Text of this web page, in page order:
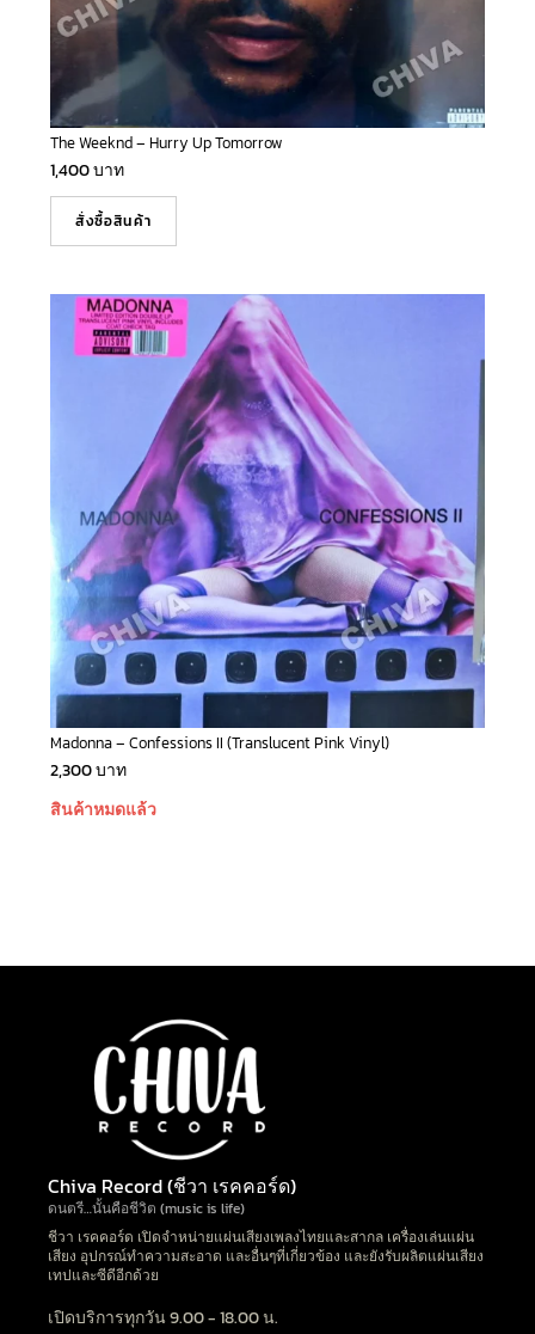
The Weeknd – Hurry Up Tomorrow
1,400บาท
สั่งซื้อสินค้า
Madonna – Confessions II (Translucent Pink Vinyl)
2,300บาท
สินค้าหมดแล้ว
Chiva Record (ชีวา เรคคอร์ด)
ดนตรี…นั้นคือชีวิต (music is life)
ชีวา เรคคอร์ด เปิดจำหน่ายแผ่นเสียงเพลงไทยและสากล เครื่องเล่นแผ่น
เสียง อุปกรณ์ทำความสะอาด และอื่นๆที่เกี่ยวข้อง และยังรับผลิตแผ่นเสียง
เทปและซีดีอีกด้วย
เปิดบริการทุกวัน 9.00 - 18.00 น.